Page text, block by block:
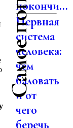
покончи...
Нервная
система
человека:
чем
баловать
и от
чего
беречь